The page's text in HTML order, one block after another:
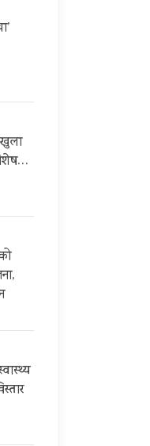
खुला